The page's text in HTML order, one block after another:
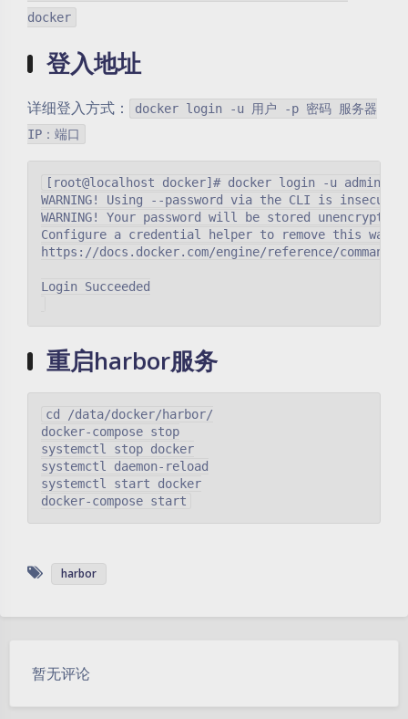
docker
登入地址
详细登入方式：
docker login -u 用户 -p 密码 服务器
IP：端口
[root@localhost docker]# docker login -u admin -
WARNING! Using --password via the CLI is
WARNING! Your password will be stored
Configure a credential helper to remove this
https://docs.docker.com/engine/reference/
Login Succeeded
重启harbor服务
cd /data/docker/harbor/
docker-compose stop
systemctl stop docker
systemctl daemon-reload
systemctl start docker
harbor
暂无评论